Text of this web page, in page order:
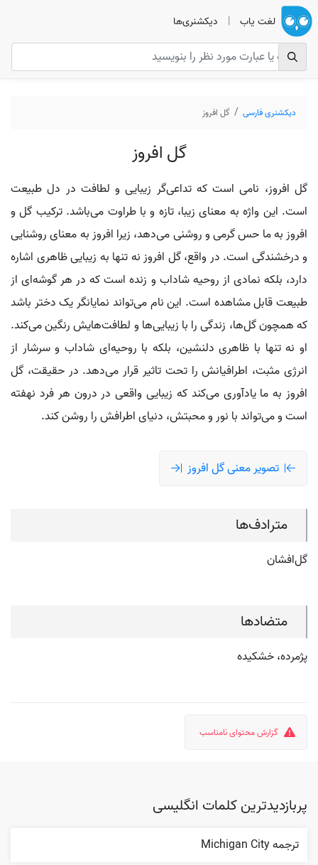
لغت یاب | دیکشنری‌ها
دیکشنری فارسی گل افروز
گل افروز
گل افروز، نامی است که تداعی‌گر زیبایی و لطافت در دل طبیعت
است. این واژه به معنای زیبا، تازه و با طراوت می‌باشد. ترکیب گل و
افروز به ما حس گرمی و روشنی می‌دهد، زیرا افروز به معنای روشنایی
و درخشندگی است. در واقع، گل افروز نه تنها به زیبایی ظاهری اشاره
دارد، بلکه نمادی از روحیه شاداب و زنده است که در هر گوشه‌ای از
طبیعت قابل مشاهده است. این نام می‌تواند نمایانگر یک دختر باشد
که همچون گل‌ها، زندگی را با زیبایی‌ها و لطافت‌هایش رنگین می‌کند.
او نه تنها با ظاهری دلنشین، بلکه با روحیه‌ای شاداب و سرشار از
انرژی مثبت، اطرافیانش را تحت تاثیر قرار می‌دهد. در حقیقت، گل
افروز به ما یادآوری می‌کند که زیبایی واقعی در درون هر فرد نهفته
است و می‌تواند با نور و محبتش، دنیای اطرافش را روشن کند.
تصویر معنی گل افروز
مترادف‌ها
گل‌افشان
متضادها
پژمرده، خشکیده
گزارش محتوای نامناسب
پربازدیدترین کلمات انگلیسی
ترجمه Michigan City